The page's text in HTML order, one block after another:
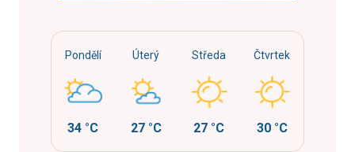
Pondělí
34 °C
Úterý
27 °C
Středa
27 °C
Čtvrtek
30 °C